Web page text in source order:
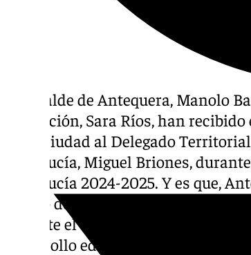
El alcalde de Antequera, Manolo
Educación, Sara Ríos, han
en la ciudad al Delegado
Andalucía, Miguel Briones,
Andalucía 2024-2025. Y es que,
centro de coordinación para la
durante el curso 2024-2025,
desarrollo educativo de la región.